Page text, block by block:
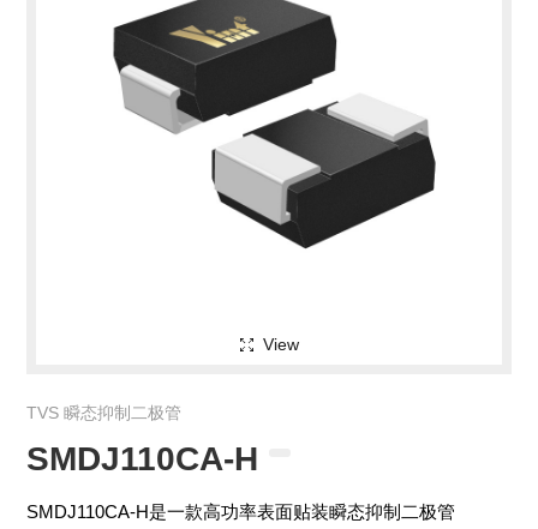
View
TVS 瞬态抑制二极管
SMDJ110CA-H
SMDJ110CA-H是一款高功率表面贴装瞬态抑制二极管